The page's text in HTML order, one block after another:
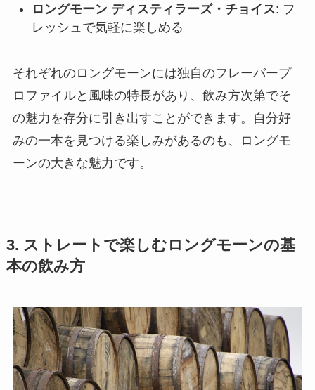
ロングモーン ディスティラーズ・チョイス: フ
レッシュで気軽に楽しめる
それぞれのロングモーンには独自のフレーバープ
ロファイルと風味の特長があり、飲み方次第でそ
の魅力を存分に引き出すことができます。自分好
みの一本を見つける楽しみがあるのも、ロングモ
ーンの大きな魅力です。
3. ストレートで楽しむロングモーンの基
本の飲み方